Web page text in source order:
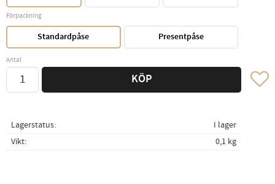
Förpackning
Standardpåse Presentpåse
Antal
KÖP Lägg
Lagerstatus
I lager
Vikt
0,1 kg